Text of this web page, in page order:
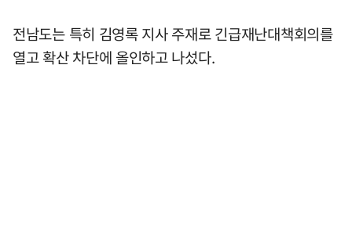
전남도는 특히 김영록 지사 주재로 긴급재난대책회의를
열고 확산 차단에 올인하고 나섰다.